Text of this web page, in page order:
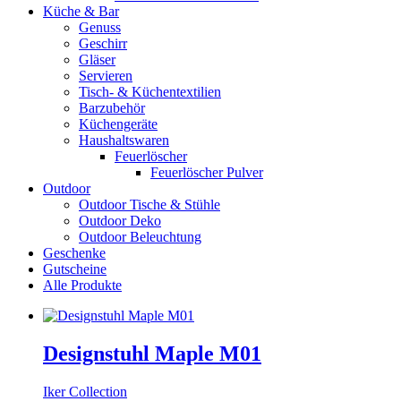
Küche & Bar
Genuss
Geschirr
Gläser
Servieren
Tisch- & Küchentextilien
Barzubehör
Küchengeräte
Haushaltswaren
Feuerlöscher
Feuerlöscher Pulver
Outdoor
Outdoor Tische & Stühle
Outdoor Deko
Outdoor Beleuchtung
Geschenke
Gutscheine
Alle Produkte
Designstuhl Maple M01
Iker Collection